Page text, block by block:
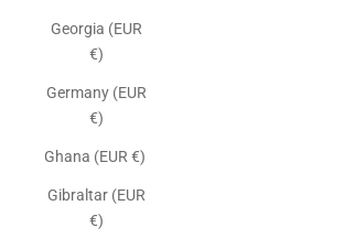
Georgia (EUR
€)
Germany (EUR
€)
Ghana (EUR €)
Gibraltar (EUR
€)